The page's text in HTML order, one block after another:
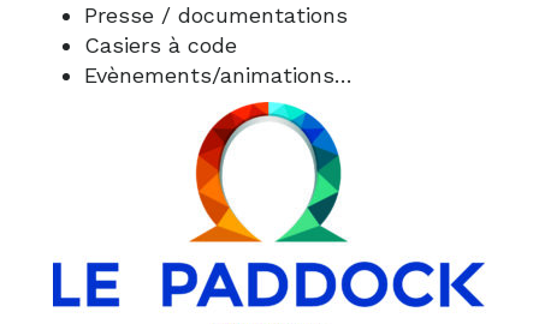
Presse / documentations
Casiers à code
Evènements/animations…